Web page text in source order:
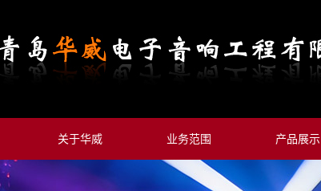
关于华威 业务范围 产品展示